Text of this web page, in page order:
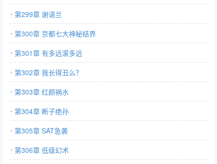
第299章 谢语兰
第300章 京都七大神秘结界
第301章 有多远滚多远
第302章 我长得丑么？
第303章 红颜祸水
第304章 断子绝孙
第305章 SAT急袭
第306章 低级幻术